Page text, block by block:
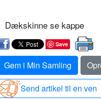
Dækskinne se kappe
Save
Gem i Min Samling
Send artikel til en ven